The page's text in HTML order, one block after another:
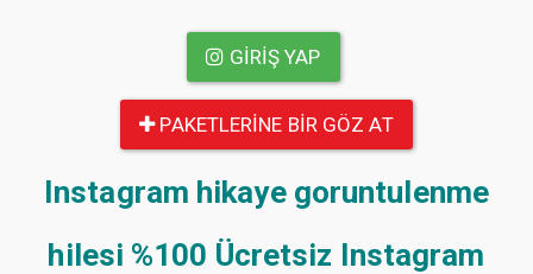
GIRIŞ YAP
PAKETLERINE BIR GÖZ AT
Instagram hikaye goruntulenme
hilesi %100 Ücretsiz Instagram